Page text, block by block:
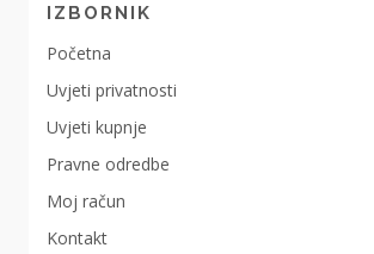
IZBORNIK
Početna
Uvjeti privatnosti
Uvjeti kupnje
Pravne odredbe
Moj račun
Kontakt